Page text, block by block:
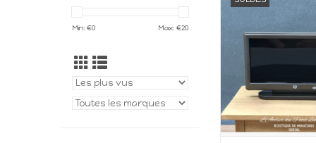
Min: €0 Max: €20
Echelle 1/12
Dollhouse